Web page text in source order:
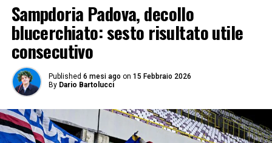
Sampdoria Padova, decollo
blucerchiato: sesto risultato utile
consecutivo
Published 6 mesi ago on 15 Febbraio 2026
By Dario Bartolucci